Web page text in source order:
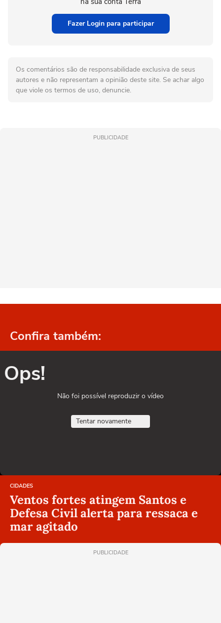
Fazer Login para participar
Os comentários são de responsabilidade exclusiva de seus
autores e não representam a opinião deste site. Se achar algo
que viole os termos de uso, denuncie.
PUBLICIDADE
Confira também:
Ops!
Não foi possível reproduzir o vídeo
Tentar novamente
CIDADES
Ventos fortes atingem Santos e
Defesa Civil alerta para ressaca e
mar agitado
PUBLICIDADE